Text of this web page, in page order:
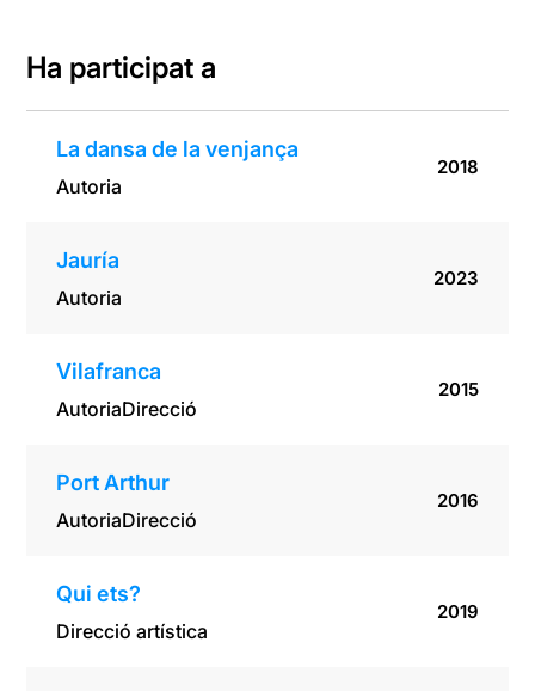
Ha participat a
La dansa de la venjança
Autoria
2018
Jauría
Autoria
2023
Vilafranca
AutoriaDirecció
2015
Port Arthur
AutoriaDirecció
2016
Qui ets?
Direcció artística
2019